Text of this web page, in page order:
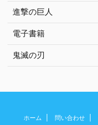
進撃の巨人
電子書籍
鬼滅の刃
ホーム 問い合わせ